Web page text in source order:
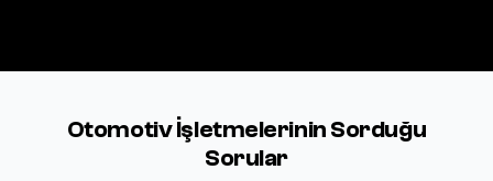
Otomotiv İşletmelerinin Sorduğu
Sorular